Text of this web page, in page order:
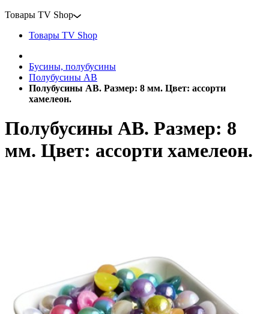
Товары TV Shop
Товары TV Shop
Бусины, полубусины
Полубусины AB
Полубусины АВ. Размер: 8 мм. Цвет: ассорти
хамелеон.
Полубусины АВ. Размер: 8
мм. Цвет: ассорти хамелеон.